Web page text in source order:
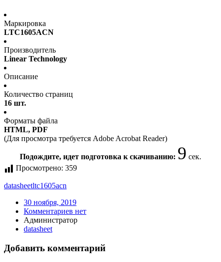
Маркировка
LTC1605ACN
Производитель
Linear Technology
Описание
Количество страниц
16 шт.
Форматы файла
HTML, PDF
(Для просмотра требуется Adobe Acrobat Reader)
Подождите, идет подготовка к скачиванию: 9 сек.
Просмотрено: 359
datasheetltc1605acn
30 ноября, 2019
Комментариев нет
Администратор
datasheet
Добавить комментарий